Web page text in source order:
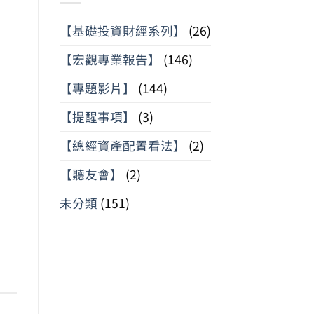
【基礎投資財經系列】
(26)
【宏觀專業報告】
(146)
【專題影片】
(144)
【提醒事項】
(3)
【總經資產配置看法】
(2)
【聽友會】
(2)
未分類 (151)